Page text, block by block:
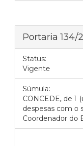
Portaria 134/
Status:
Vigente
Súmula:
CONCEDE, de 1
despesas com o
Coordenador do